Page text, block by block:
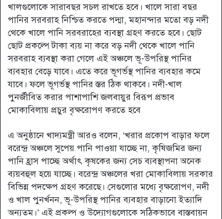
খালগুলোকে সারাবছর সচল রাখতে হবে। খালে সারা বছর
পানির সরবরাহ নিশ্চিত করতে পদ্মা, মহানন্দার মতো বড় নদী
থেকে খালে পানি সরবরাহের ব্যবস্থা গ্রহণ করতে হবে। ছোট
ছোট প্রকল্পে টাকা ব্যয় না করে বড় নদী থেকে খালে পানি
সরবরাহ ব্যবস্থা করা গেলে এই অঞ্চলে ভূ-উপরিস্থ পানির
ব্যবহার বেড়ে যাবে। এতে করে ভূগর্ভস্থ পানির ব্যবহার কমে
যাবে। ফলে ভূগর্ভস্থ পানির স্তর ঠিক থাকবে। নদী-খাল
পুনর্জীবিত করার পাশাপাশি জলবায়ুর বিরূপ প্রভাব
মোকাবিলায় প্রচুর বৃক্ষরোপণ করতে হবে
এ অনুষ্ঠানে খাদ্যমন্ত্রী আরও বলেন, ‘খরার প্রকোপ বাড়ার ফলে
বরেন্দ্র অঞ্চলে সুপেয় পানি পাওয়া যাচ্ছে না, কৃষিজমির জন্য
পানি হ্রাস পাচ্ছে অর্থাৎ কৃষকের জন্য সেচ ব্যবস্থাপনা অনেক
ব্যয়বহুল হয়ে যাচ্ছে। বরেন্দ্র অঞ্চলের খরা মোকাবিলায় সরকার
বিভিন্ন পদক্ষেপ গ্রহণ করেছে। সেগুলোর মধ্যে বৃক্ষরোপণ, নদী
ও খাল পুনর্খনন, ভূ-উপরিস্থ পানির ব্যবহার বাড়ানো ইত্যাদি
অন্যতম।’ এই প্রকল্প ও উদ্যোগগুলোকে সঠিকভাবে বাস্তবায়ন